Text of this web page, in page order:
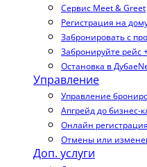
Сервис Meet & Greet
Регистрация на
Забронировать с
Забронируйте рейс
Остановка в Дубае
Управление
Управление
Апгрейд до бизнес-
Онлайн регистрация
Отмены или
Доп. услуги